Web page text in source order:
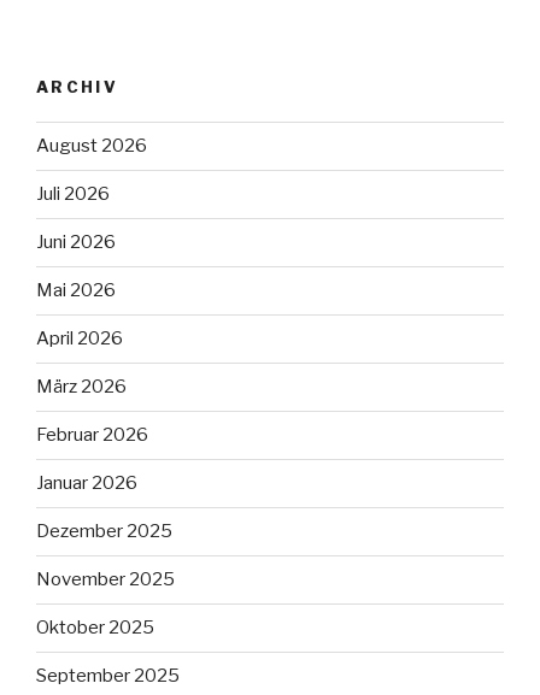
ARCHIV
August 2026
Juli 2026
Juni 2026
Mai 2026
April 2026
März 2026
Februar 2026
Januar 2026
Dezember 2025
November 2025
Oktober 2025
September 2025